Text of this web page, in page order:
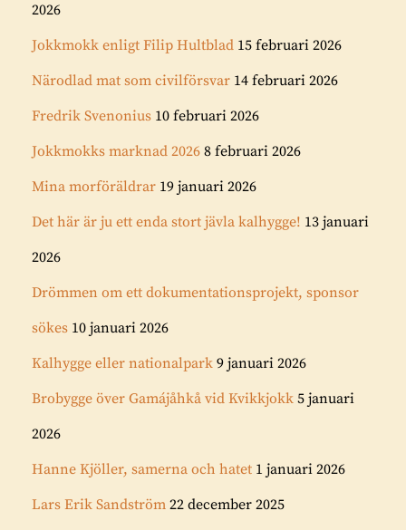
2026
Jokkmokk enligt Filip Hultblad 15 februari 2026
Närodlad mat som civilförsvar 14 februari 2026
Fredrik Svenonius 10 februari 2026
Jokkmokks marknad 2026 8 februari 2026
Mina morföräldrar 19 januari 2026
Det här är ju ett enda stort jävla kalhygge! 13 januari
2026
Drömmen om ett dokumentationsprojekt, sponsor
sökes 10 januari 2026
Kalhygge eller nationalpark 9 januari 2026
Brobygge över Gamájåhkå vid Kvikkjokk 5 januari
2026
Hanne Kjöller, samerna och hatet 1 januari 2026
Lars Erik Sandström 22 december 2025